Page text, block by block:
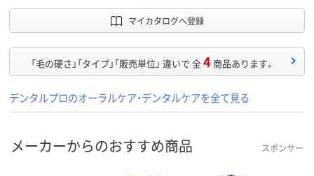
マイカタログへ登録
「毛の硬さ」「タイプ」「販売単位」 違いで 全4 商品あります。
デンタルプロのオーラルケア・デンタルケアを全て見る
メーカーからのおすすめ商品 スポンサー